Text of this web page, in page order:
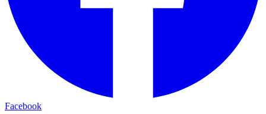
Facebook